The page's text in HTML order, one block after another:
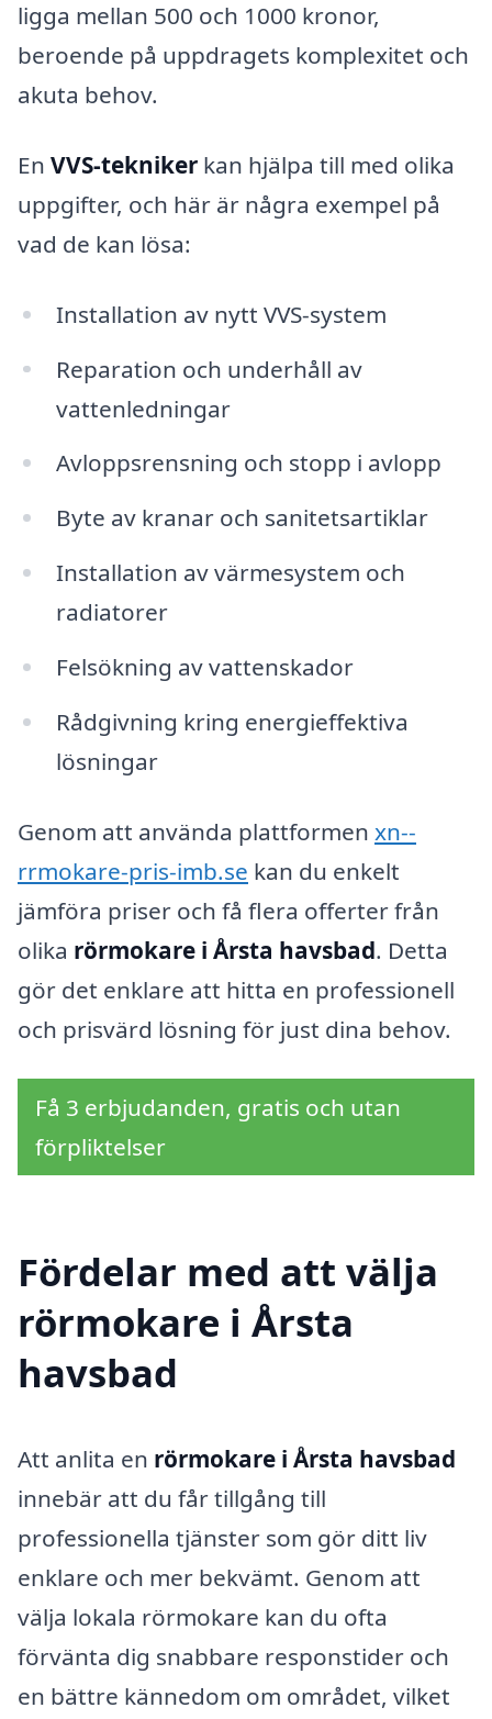
ligga mellan 500 och 1000 kronor,
beroende på uppdragets komplexitet och
akuta behov.
En VVS-tekniker kan hjälpa till med olika
uppgifter, och här är några exempel på
vad de kan lösa:
Installation av nytt VVS-system
Reparation och underhåll av
vattenledningar
Avloppsrensning och stopp i avlopp
Byte av kranar och sanitetsartiklar
Installation av värmesystem och
radiatorer
Felsökning av vattenskador
Rådgivning kring energieffektiva
lösningar
Genom att använda plattformen xn--
rrmokare-pris-imb.se kan du enkelt
jämföra priser och få flera offerter från
olika rörmokare i Årsta havsbad. Detta
gör det enklare att hitta en professionell
och prisvärd lösning för just dina behov.
Få 3 erbjudanden, gratis och utan
förpliktelser
Fördelar med att välja
rörmokare i Årsta
havsbad
Att anlita en rörmokare i Årsta havsbad
innebär att du får tillgång till
professionella tjänster som gör ditt liv
enklare och mer bekvämt. Genom att
välja lokala rörmokare kan du ofta
förvänta dig snabbare responstider och
en bättre kännedom om området, vilket